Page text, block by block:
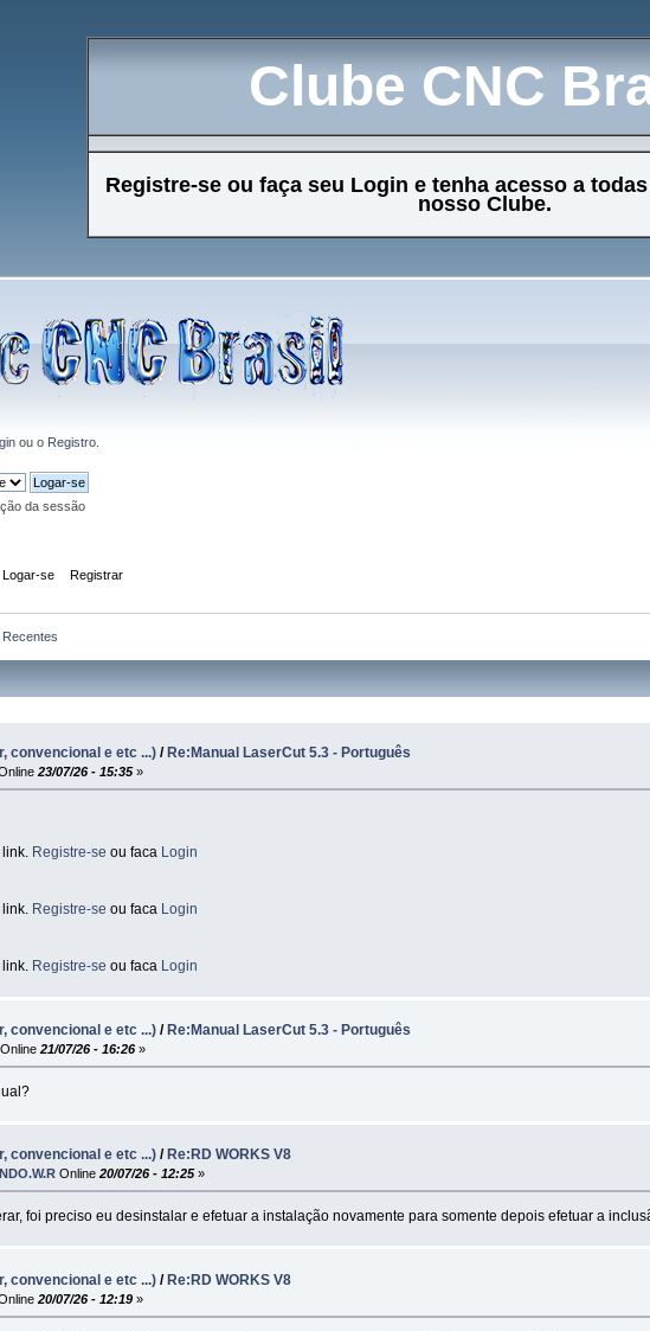
Clube CNC
Registre-se ou faça seu Login e tenha acesso a
nosso Clube.
ou o Registro.
da sessão
Logar-se Registrar
convencional e etc ...)/ Re:Manual LaserCut 5.3 - Português
23/07/26 - 15:35»
link. Registre-se ou faca Login
link. Registre-se ou faca Login
link. Registre-se ou faca Login
convencional e etc ...)/Re:Manual LaserCut 5.3 - Português
Online 21/07/26 - 16:26»
convencional e etc ...)/ Re:RD WORKS V8
Online 20/07/26 - 12:25»
foi preciso eu desinstalar e efetuar a instalação novamente para somente depois efetuar a
convencional e etc ...)/Re:RD WORKS V8
20/07/26 - 12:19»